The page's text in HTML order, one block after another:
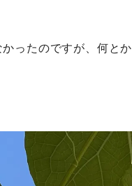
ったのですが、何とか